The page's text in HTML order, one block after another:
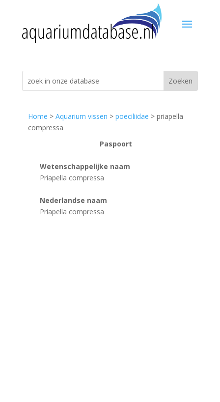
Home > Aquarium vissen > poeciliidae > priapella
compressa
Paspoort
Wetenschappelijke naam
Priapella compressa
Nederlandse naam
Priapella compressa